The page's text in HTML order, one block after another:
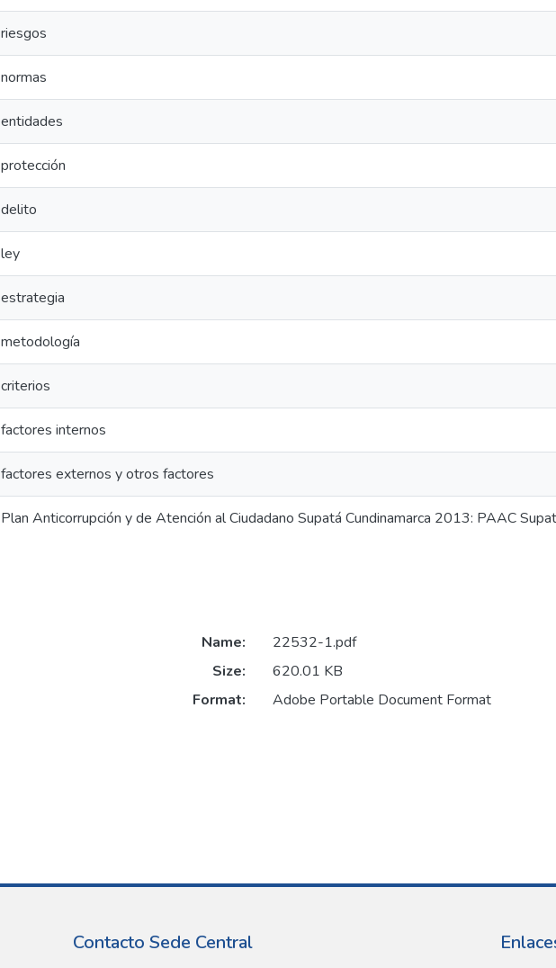
riesgos
normas
entidades
protección
delito
ley
estrategia
metodología
criterios
factores internos
factores externos y otros factores
Plan Anticorrupción y de Atención al Ciudadano Supatá Cundinamarca 2013: PAAC
Name:
22532-1.pdf
Size:
620.01 KB
Format:
Adobe Portable Document Format
Contacto Sede Central